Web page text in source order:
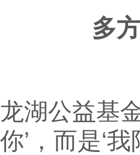
多
龙湖公益基
你’，而是‘